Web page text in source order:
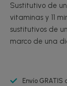
Sustitutivo de
vitaminas y 11
sustitutivos de
marco de una
Envío